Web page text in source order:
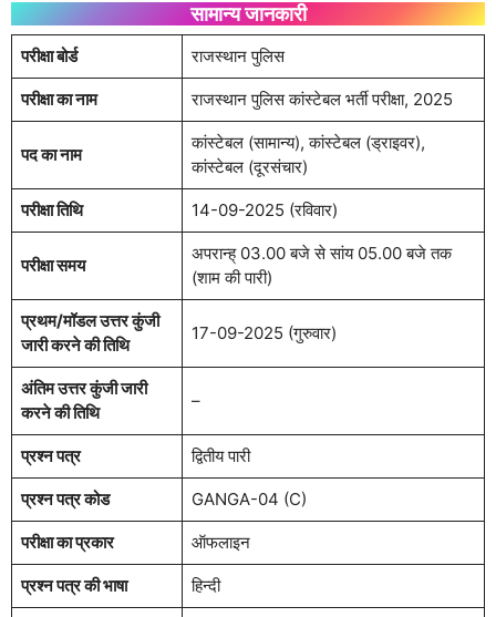
सामान्य जानकारी
परीक्षा बोर्ड राजस्थान पुलिस
परीक्षा का नाम राजस्थान पुलिस कांस्टेबल भर्ती परीक्षा, 2025
पद का नाम
कांस्टेबल (सामान्य), कांस्टेबल (ड्राइवर),
कांस्टेबल (दूरसंचार)
परीक्षा तिथि 14-09-2025 (रविवार)
परीक्षा समय
अपरान्ह् 03.00 बजे से सांय 05.00 बजे तक
(शाम की पारी)
प्रथम/मॉडल उत्तर कुंजी
जारी करने की तिथि
17-09-2025 (गुरुवार)
अंतिम उत्तर कुंजी जारी
करने की तिथि
–
प्रश्न पत्र द्वितीय पारी
प्रश्न पत्र कोड GANGA-04 (C)
परीक्षा का प्रकार ऑफलाइन
प्रश्न पत्र की भाषा हिन्दी